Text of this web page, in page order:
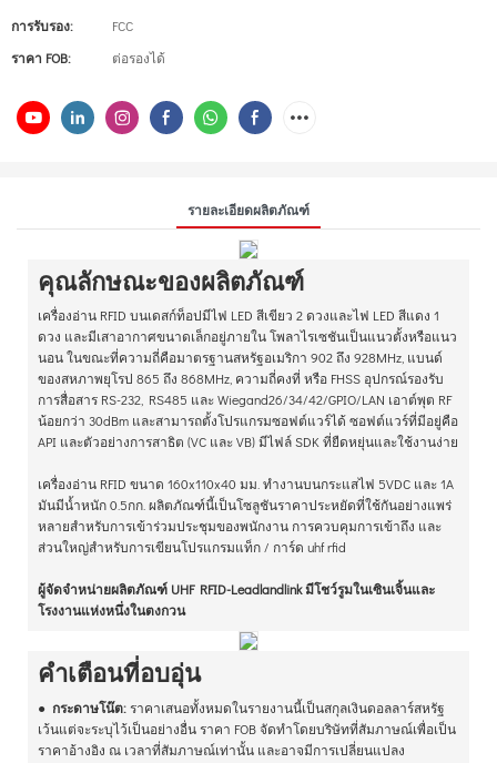
การรับรอง:
FCC
ราคา FOB:
ต่อรองได้
รายละเอียดผลิตภัณฑ์
คุณลักษณะของผลิตภัณฑ์
เครื่องอ่าน RFID บนเดสก์ท็อปมีไฟ LED สีเขียว 2 ดวงและไฟ LED สีแดง 1
ดวง และมีเสาอากาศขนาดเล็กอยู่ภายใน โพลาไรเซชันเป็นแนวตั้งหรือแนว
นอน ในขณะที่ความถี่คือมาตรฐานสหรัฐอเมริกา 902 ถึง 928MHz, แบนด์
ของสหภาพยุโรป 865 ถึง 868MHz, ความถี่คงที่ หรือ FHSS อุปกรณ์รองรับ
การสื่อสาร RS-232, RS485 และ Wiegand26/34/42/GPIO/LAN เอาต์พุต RF
น้อยกว่า 30dBm และสามารถตั้งโปรแกรมซอฟต์แวร์ได้ ซอฟต์แวร์ที่มีอยู่คือ
API และตัวอย่างการสาธิต (VC และ VB) มีไฟล์ SDK ที่ยืดหยุ่นและใช้งานง่าย
เครื่องอ่าน RFID ขนาด 160x110x40 มม. ทำงานบนกระแสไฟ 5VDC และ 1A
มันมีน้ำหนัก 0.5กก. ผลิตภัณฑ์นี้เป็นโซลูชันราคาประหยัดที่ใช้กันอย่างแพร่
หลายสำหรับการเข้าร่วมประชุมของพนักงาน การควบคุมการเข้าถึง และ
ส่วนใหญ่สำหรับการเขียนโปรแกรมแท็ก / การ์ด uhf rfid
ผู้จัดจำหน่ายผลิตภัณฑ์ UHF RFID-Leadlandlink มีโชว์รูมในเซินเจิ้นและ
โรงงานแห่งหนึ่งในตงกวน
คำเตือนที่อบอุ่น
● กระดาษโน๊ต: ราคาเสนอทั้งหมดในรายงานนี้เป็นสกุลเงินดอลลาร์สหรัฐ
เว้นแต่จะระบุไว้เป็นอย่างอื่น ราคา FOB จัดทำโดยบริษัทที่สัมภาษณ์เพื่อเป็น
ราคาอ้างอิง ณ เวลาที่สัมภาษณ์เท่านั้น และอาจมีการเปลี่ยนแปลง